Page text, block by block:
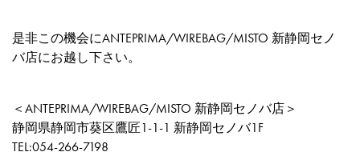
是非この機会にANTEPRIMA/WIREBAG/MISTO 新静岡セノ
バ店にお越し下さい。
＜ANTEPRIMA/WIREBAG/MISTO 新静岡セノバ店＞
静岡県静岡市葵区鷹匠1-1-1 新静岡セノバ1F
TEL:054-266-7198